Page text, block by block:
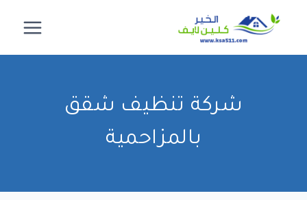
المحتوى
شركة تنظيف شقق
بالمزاحمية